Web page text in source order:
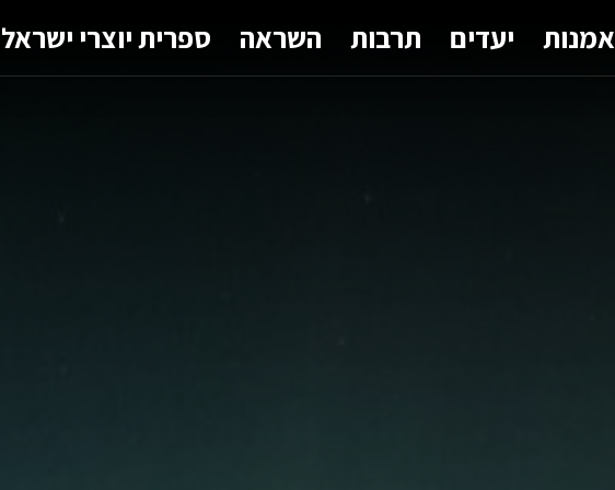
אמנות יעדים תרבות השראה ספרית יוצרי ישראל